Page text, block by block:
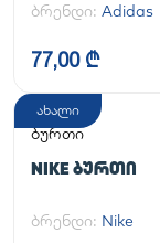
ბრენდი: Adidas
77,00 ₾
ახალი
ბურთი
NIKE ᲑᲣᲠᲗᲘ
ბრენდი: Nike